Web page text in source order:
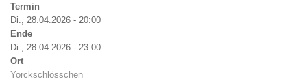
Termin
Di., 28.04.2026 - 20:00
Ende
Di., 28.04.2026 - 23:00
Ort
Yorckschlösschen